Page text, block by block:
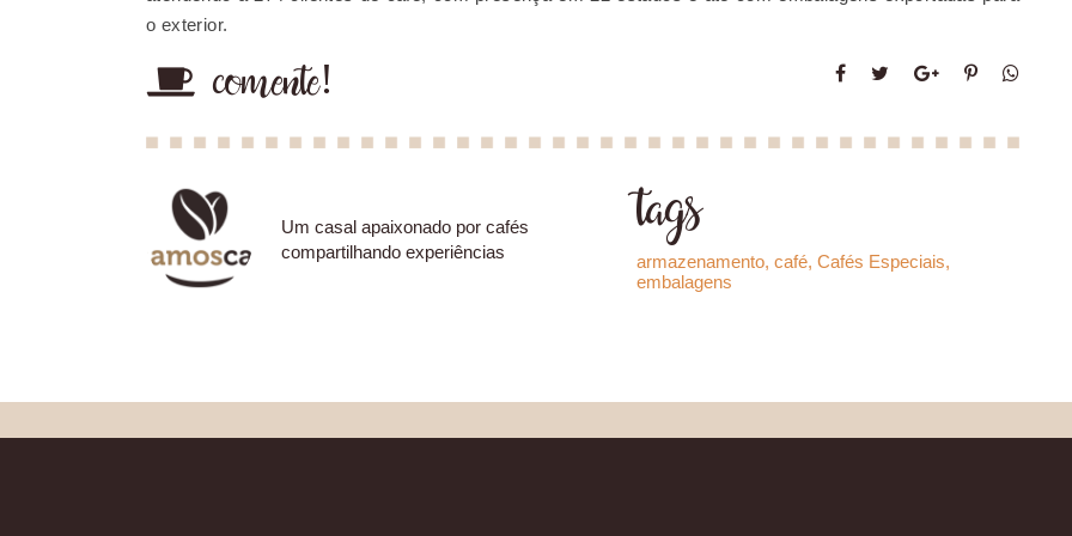
o exterior.
comente!
Um casal apaixonado por cafés
compartilhando experiências
tags
armazenamento, café, Cafés Especiais,
embalagens